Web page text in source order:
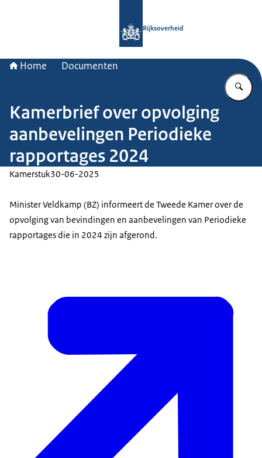
Rijksoverheid
Home Documenten
Kamerbrief over opvolging
aanbevelingen Periodieke
rapportages 2024
Kamerstuk30-06-2025
Minister Veldkamp (BZ) informeert de Tweede Kamer over de
opvolging van bevindingen en aanbevelingen van Periodieke
rapportages die in 2024 zijn afgerond.